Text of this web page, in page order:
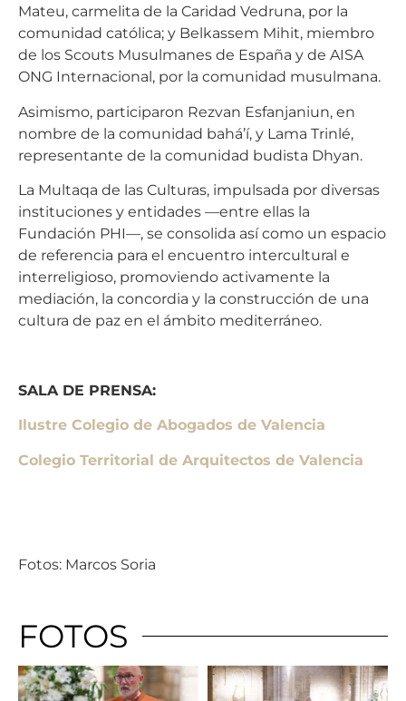
Mateu, carmelita de la Caridad Vedruna, por la
comunidad católica; y Belkassem Mihit, miembro
de los Scouts Musulmanes de España y de AISA
ONG Internacional, por la comunidad musulmana.
Asimismo, participaron Rezvan Esfanjaniun, en
nombre de la comunidad bahá’í, y Lama Trinlé,
representante de la comunidad budista Dhyan.
La Multaqa de las Culturas, impulsada por diversas
instituciones y entidades —entre ellas la
Fundación PHI—, se consolida así como un espacio
de referencia para el encuentro intercultural e
interreligioso, promoviendo activamente la
mediación, la concordia y la construcción de una
cultura de paz en el ámbito mediterráneo.
SALA DE PRENSA:
Ilustre Colegio de Abogados de Valencia
Colegio Territorial de Arquitectos de Valencia
Fotos: Marcos Soria
FOTOS